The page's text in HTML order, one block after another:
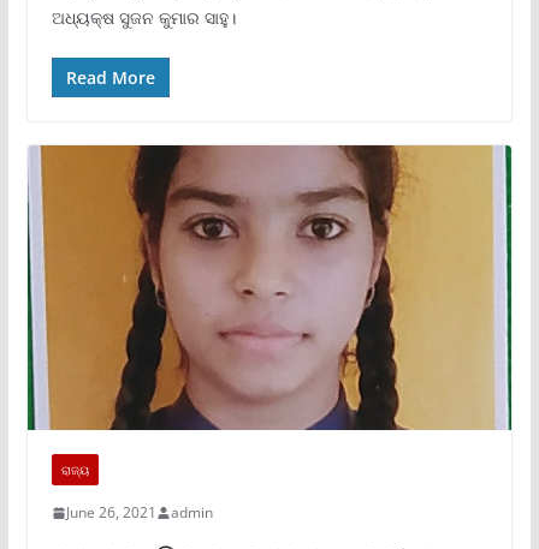
ଅଧ୍ୟକ୍ଷ ସୁଜନ କୁମାର ସାହୁ।
Read More
ରାଜ୍ୟ
June 26, 2021 admin